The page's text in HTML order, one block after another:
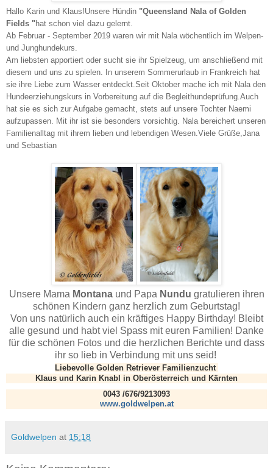
Hallo Karin und Klaus!Unsere Hündin "Queensland Nala of Golden
Fields "hat schon viel dazu gelernt.
Ab Februar - September 2019 waren wir mit Nala wöchentlich im Welpen-
und Junghundekurs.
Am liebsten apportiert oder sucht sie ihr Spielzeug, um anschließend mit
diesem und uns zu spielen. In unserem Sommerurlaub in Frankreich hat
sie ihre Liebe zum Wasser entdeckt. Seit Oktober mache ich mit Nala den
Hundeerziehungskurs in Vorbereitung auf die Begleithundeprüfung. Auch
hat sie es sich zur Aufgabe gemacht, stets auf unsere Tochter Naemi
aufzupassen. Mit ihr ist sie besonders vorsichtig.
Nala bereichert unseren
Familienalltag mit ihrem lieben und lebendigen Wesen. Viele Grüße, Jana
und Sebastian
Unsere Mama Montanaund Papa Nundu gratulieren ihren
schönen Kindern ganz herzlich zum Geburtstag!
Von uns natürlich auch ein kräftiges Happy Birthday! Bleibt
alle gesund und habt viel Spass mit euren Familien! Danke
für die schönen Fotos und die herzlichen Berichte und dass
ihr so lieb in Verbindung mit uns seid!
Liebevolle Golden Retriever Familienzucht
Klaus und Karin Knabl in Oberösterreich und Kärnten
0043 /676/9213093
www.goldwelpen.at
Goldwelpen at 15:18